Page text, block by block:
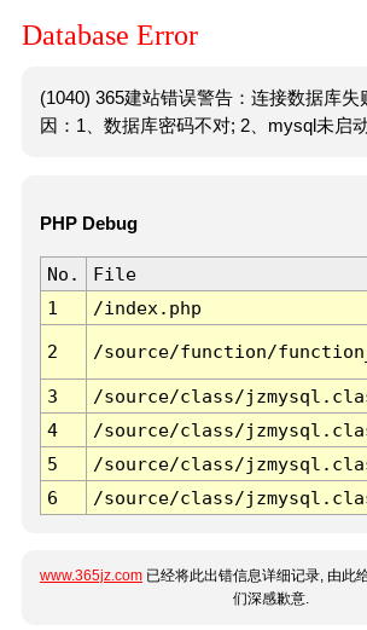
Database Error
(1040) 365建站错误警告：连接数据库失
因：1、数据库密码不对; 2、mysql未启动
PHP Debug
No. File
1
/index.php
2 /source/function/
3 /source/class/
4
/source/class/
5
/source/class/
6
/source/class/
www.365jz.com 已经将此出错信息详细记录, 由此
们深感歉意.